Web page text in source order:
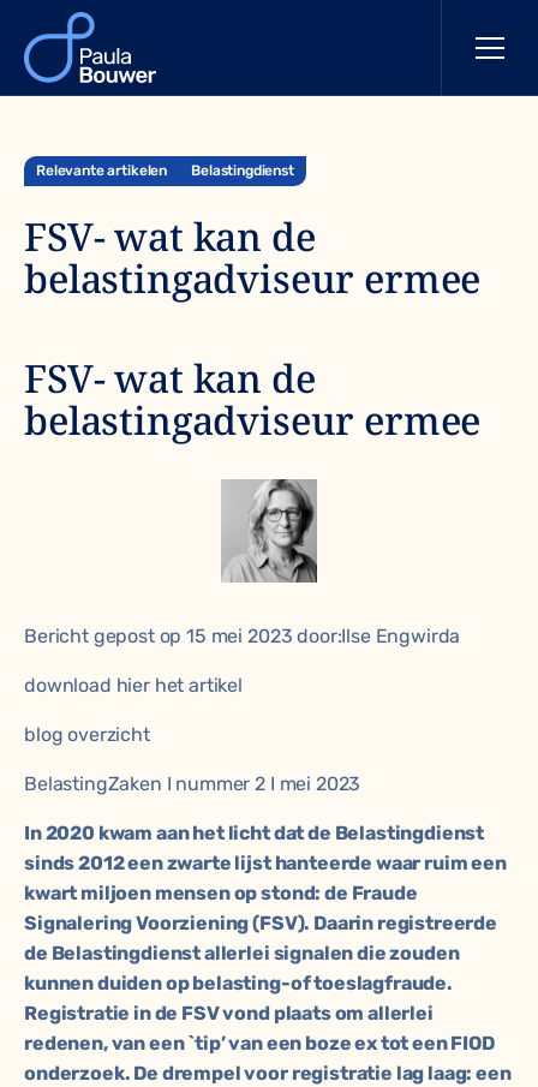
Relevante artikelen Belastingdienst
FSV- wat kan de
belastingadviseur ermee
FSV- wat kan de
belastingadviseur ermee
Bericht gepost op 15 mei 2023 door:Ilse Engwirda
download hier het artikel
blog overzicht
BelastingZaken I nummer 2 I mei 2023
In 2020 kwam aan het licht dat de Belastingdienst
sinds 2012 een zwarte lijst hanteerde waar ruim een
kwart miljoen mensen op stond: de Fraude
Signalering Voorziening (FSV). Daarin registreerde
de Belastingdienst allerlei signalen die zouden
kunnen duiden op belasting-of toeslagfraude.
Registratie in de FSV vond plaats om allerlei
redenen, van een `tip’ van een boze ex tot een FIOD
onderzoek. De drempel voor registratie lag laag: een